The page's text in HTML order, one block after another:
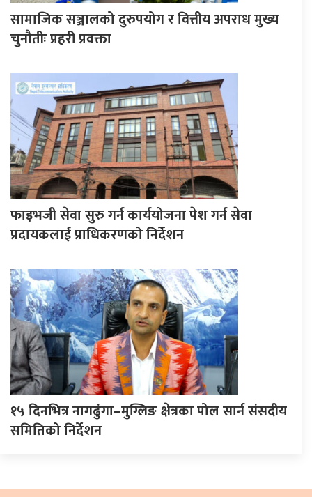
सामाजिक सञ्जालको दुरुपयोग र वित्तीय अपराध मुख्य
चुनौतीः प्रहरी प्रवक्ता
फाइभजी सेवा सुरु गर्न कार्ययोजना पेश गर्न सेवा
प्रदायकलाई प्राधिकरणको निर्देशन
१५ दिनभित्र नागढुंगा–मुग्लिङ क्षेत्रका पोल सार्न संसदीय
समितिको निर्देशन